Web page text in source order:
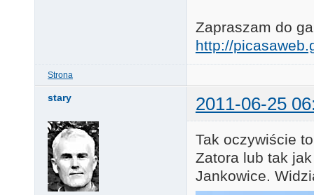
Zapraszam do
http://
Strona
stary 2011-06-25
Tak oczywiście
Zatora lub tak
Jankowice.